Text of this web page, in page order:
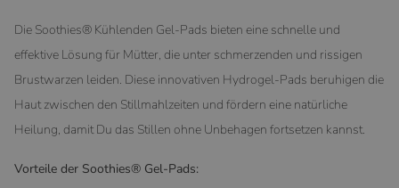
Die Soothies® Kühlenden Gel-Pads bieten eine schnelle und
effektive Lösung für Mütter, die unter schmerzenden und rissigen
Brustwarzen leiden. Diese innovativen Hydrogel-Pads beruhigen die
Haut zwischen den Stillmahlzeiten und fördern eine natürliche
Heilung, damit Du das Stillen ohne Unbehagen fortsetzen kannst.
Vorteile der Soothies® Gel-Pads: